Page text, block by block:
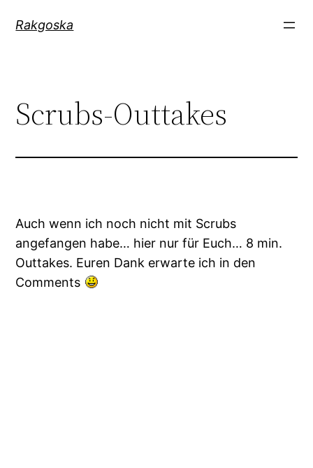
InhaltRakgoska
Scrubs-Outtakes
Auch wenn ich noch nicht mit Scrubs
angefangen habe… hier nur für Euch… 8 min.
Outtakes. Euren Dank erwarte ich in den
Comments